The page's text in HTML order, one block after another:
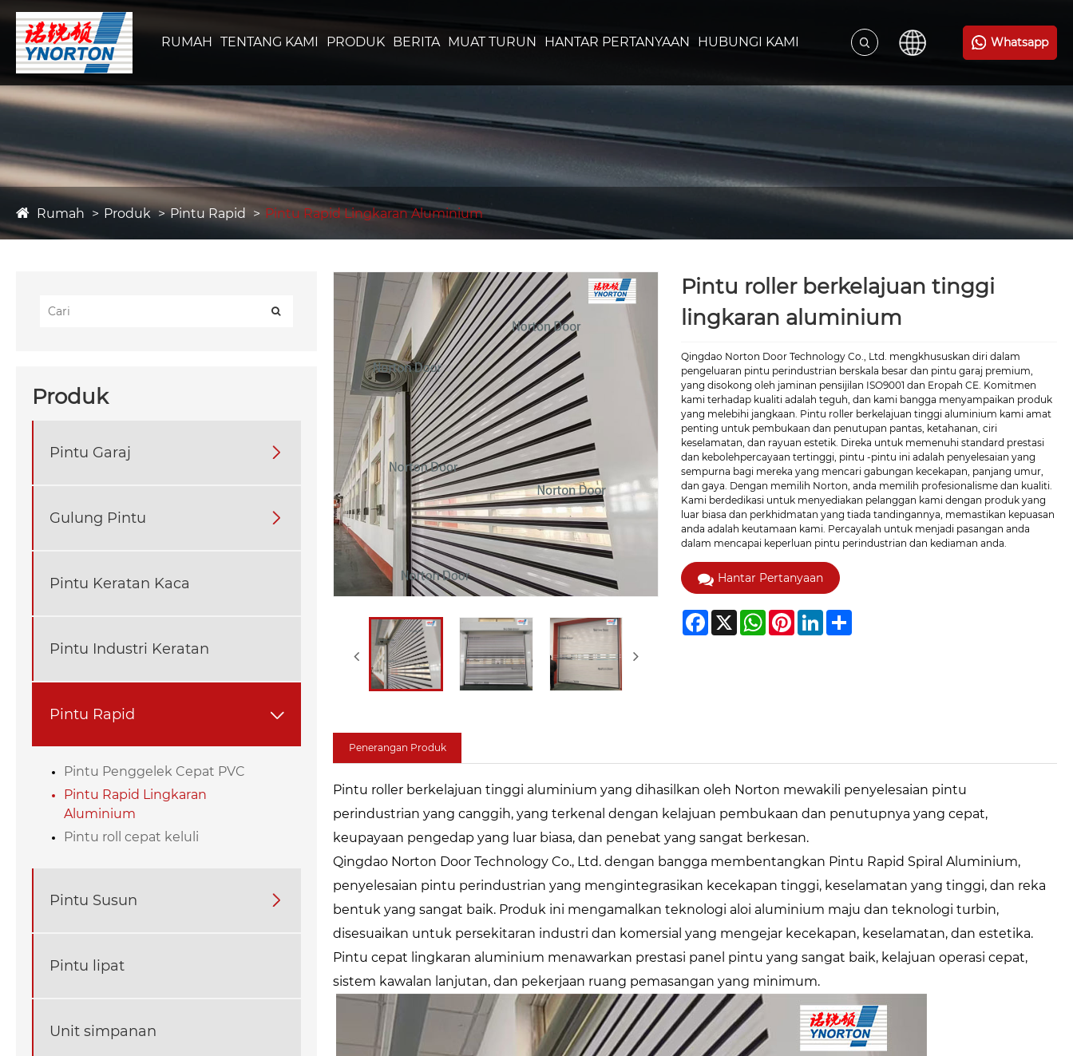
RUMAH TENTANG KAMI PRODUK BERITA MUAT TURUN HANTAR PERTANYAAN HUBUNGI KAMI Whatsapp
Rumah Produk Pintu Rapid Pintu Rapid Lingkaran Aluminium
Produk
Pintu Garaj 
Gulung Pintu 
Pintu Keratan Kaca
Pintu Industri Keratan
Pintu Rapid 
Pintu Penggelek Cepat PVC
Pintu Rapid Lingkaran
Aluminium
Pintu roll cepat keluli
Pintu Susun 
Pintu lipat
Unit simpanan
Pintu roller berkelajuan tinggi
lingkaran aluminium
Qingdao Norton Door Technology Co., Ltd. mengkhususkan diri dalam
pengeluaran pintu perindustrian berskala besar dan pintu garaj premium,
yang disokong oleh jaminan pensijilan ISO9001 dan Eropah CE. Komitmen
kami terhadap kualiti adalah teguh, dan kami bangga menyampaikan produk
yang melebihi jangkaan. Pintu roller berkelajuan tinggi aluminium kami amat
penting untuk pembukaan dan penutupan pantas, ketahanan, ciri
keselamatan, dan rayuan estetik. Direka untuk memenuhi standard prestasi
dan kebolehpercayaan tertinggi, pintu -pintu ini adalah penyelesaian yang
sempurna bagi mereka yang mencari gabungan kecekapan, panjang umur,
dan gaya. Dengan memilih Norton, anda memilih profesionalisme dan kualiti.
Kami berdedikasi untuk menyediakan pelanggan kami dengan produk yang
luar biasa dan perkhidmatan yang tiada tandingannya, memastikan kepuasan
anda adalah keutamaan kami. Percayalah untuk menjadi pasangan anda
dalam mencapai keperluan pintu perindustrian dan kediaman anda.
Hantar Pertanyaan
Facebook
X WhatsAppPinterestLinkedInShare
Penerangan Produk
Pintu roller berkelajuan tinggi aluminium yang dihasilkan oleh Norton mewakili penyelesaian pintu
perindustrian yang canggih, yang terkenal dengan kelajuan pembukaan dan penutupnya yang cepat,
keupayaan pengedap yang luar biasa, dan penebat yang sangat berkesan.
Qingdao Norton Door Technology Co., Ltd. dengan bangga membentangkan Pintu Rapid Spiral Aluminium,
penyelesaian pintu perindustrian yang mengintegrasikan kecekapan tinggi, keselamatan yang tinggi, dan reka
bentuk yang sangat baik. Produk ini mengamalkan teknologi aloi aluminium maju dan teknologi turbin,
disesuaikan untuk persekitaran industri dan komersial yang mengejar kecekapan, keselamatan, dan estetika.
Pintu cepat lingkaran aluminium menawarkan prestasi panel pintu yang sangat baik, kelajuan operasi cepat,
sistem kawalan lanjutan, dan pekerjaan ruang pemasangan yang minimum.